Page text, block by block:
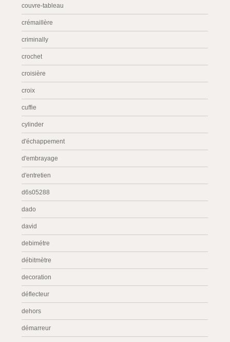
couvre-tableau
crémaillère
criminally
crochet
croisière
croix
cuffie
cylinder
d'échappement
d'embrayage
d'entretien
d6s05288
dado
david
debimétre
débitmètre
decoration
déflecteur
dehors
démarreur